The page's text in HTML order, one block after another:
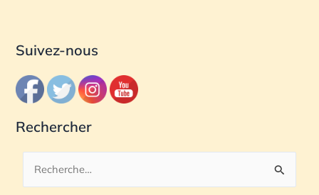
Suivez-nous
Rechercher